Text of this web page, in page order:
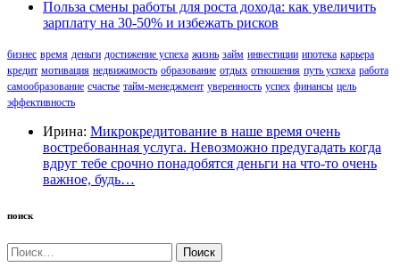
Польза смены работы для роста дохода: как увеличить
зарплату на 30-50% и избежать рисков
бизнес время деньги достижение успеха жизнь займ инвестиции ипотека карьера
кредит мотивация недвижимость образование отдых отношения путь успеха работа
самообразование счастье тайм-менеджмент уверенность успех финансы цель
эффективность
Ирина: Микрокредитование в наше время очень
востребованная услуга. Невозможно предугадать когда
вдруг тебе срочно понадобятся деньги на что-то очень
важное, будь…
поиск
Найти: